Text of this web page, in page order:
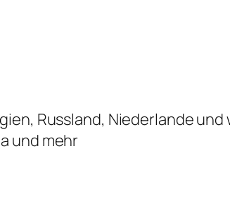
Russland, Niederlande
und mehr